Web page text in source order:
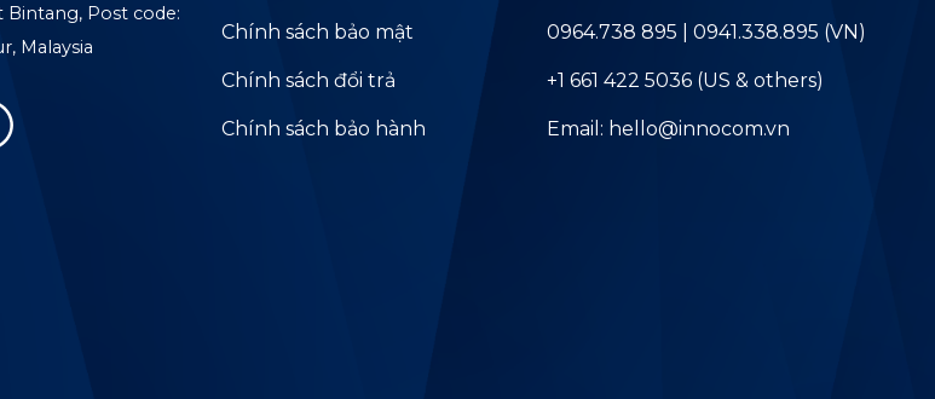
Bintang, Post code:
Malaysia
Chính sách bảo mật
Chính sách đổi trả
Chính sách bảo hành
0964.738 895 | 0941.338.895 (VN)
+1 661 422 5036 (US & others)
Email: hello@innocom.vn